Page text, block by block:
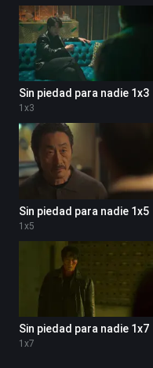
Sin piedad para nadie 1x3
1 x3
Sin piedad para nadie 1x5
1 x5
Sin piedad para nadie 1x7
1 x7